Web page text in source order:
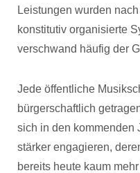
Leistungen wurden
konstitutiv organisierte
verschwand häufig der
Jede öffentliche
bürgerschaftlich
sich in den kommenden
stärker engagieren,
bereits heute kaum